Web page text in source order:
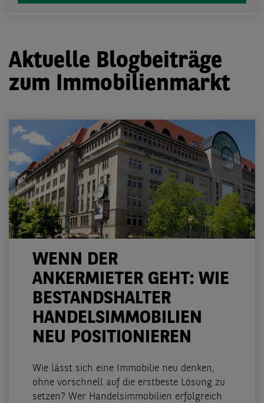
Aktuelle Blogbeiträge
zum Immobilienmarkt
WENN DER
ANKERMIETER GEHT: WIE
BESTANDSHALTER
HANDELSIMMOBILIEN
NEU POSITIONIEREN
Wie lässt sich eine Immobilie neu denken,
ohne vorschnell auf die erstbeste Lösung zu
setzen? Wer Handelsimmobilien erfolgreich